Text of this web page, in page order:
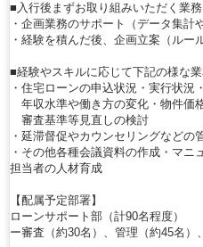
■入行後まずお取り組みいただく業務
・企画業務のサポート（データ集計
・経験を積んだ後、企画立案（ルー
■経験やスキルに応じて下記の様な
・住宅ローンの申込状況・実行状況
年収水準や働き方の変化・物件価
審査基準等見直しの検討
・延滞督促やカウンセリングなどの
・その他各種会議資料の作成・マ
担当者の人材育成
【配属予定部署】
ローンサポート部（計90名程度）
ー審査（約30名）、管理（約45名）